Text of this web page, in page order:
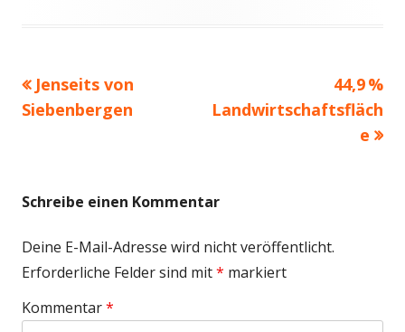
Beitragsnavigation
Vorheriger
Beitrag:
Jenseits von
Siebenbergen
Beitrag
44,9 %
Landwirtschaftsfläch
e
Schreibe einen Kommentar
Deine E-Mail-Adresse wird nicht veröffentlicht.
Erforderliche Felder sind mit* markiert
Kommentar*